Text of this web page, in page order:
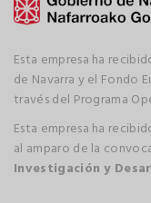
Esta empresa ha
de Navarra y el Fondo
través del Programa
Esta empresa ha
al amparo de la
Investigación y